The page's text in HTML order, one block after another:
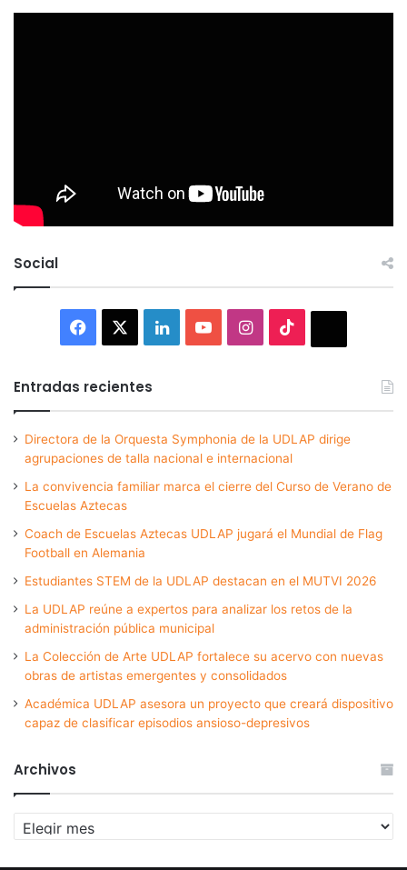
Social
Facebook LinkedInYouTubeInstagram
Entradas recientes
Directora de la Orquesta Symphonia de la UDLAP dirige
agrupaciones de talla nacional e internacional
La convivencia familiar marca el cierre del Curso de Verano de
Escuelas Aztecas
Coach de Escuelas Aztecas UDLAP jugará el Mundial de Flag
Football en Alemania
Estudiantes STEM de la UDLAP destacan en el MUTVI 2026
La UDLAP reúne a expertos para analizar los retos de la
administración pública municipal
La Colección de Arte UDLAP fortalece su acervo con nuevas
obras de artistas emergentes y consolidados
Académica UDLAP asesora un proyecto que creará dispositivo
capaz de clasificar episodios ansioso-depresivos
Archivos
Archivos